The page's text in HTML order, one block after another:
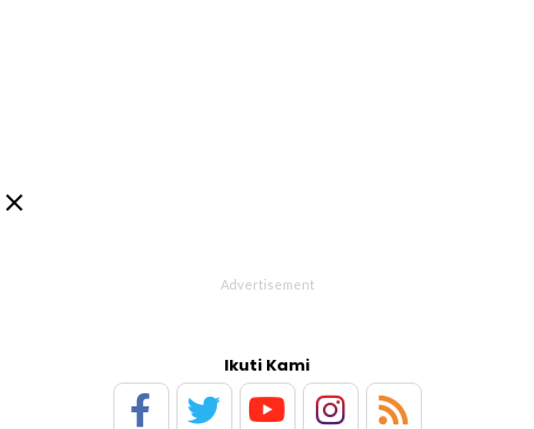

Ikuti Kami